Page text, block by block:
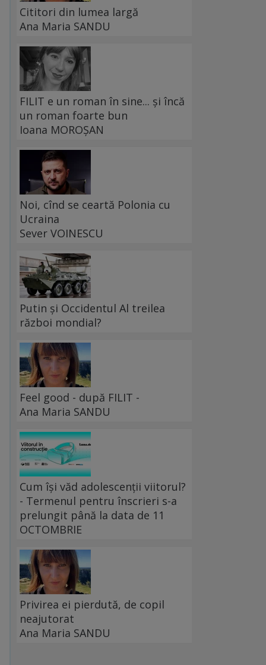
Cititori din lumea largă
Ana Maria SANDU
FILIT e un roman în sine... și încă
un roman foarte bun
Ioana MOROȘAN
Noi, cînd se ceartă Polonia cu
Ucraina
Sever VOINESCU
Putin și Occidentul Al treilea
război mondial?
Feel good - după FILIT -
Ana Maria SANDU
Cum își văd adolescenții viitorul?
- Termenul pentru înscrieri s-a
prelungit până la data de 11
OCTOMBRIE
Privirea ei pierdută, de copil
neajutorat
Ana Maria SANDU